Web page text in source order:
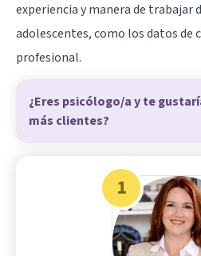
experiencia y manera de trabajar
adolescentes, como los datos de
profesional.
¿Eres psicólogo/a y te
más clientes?
1